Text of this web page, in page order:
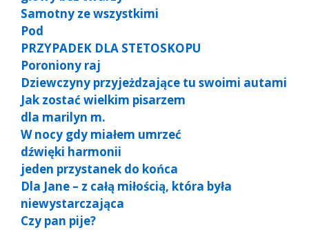
Samotny ze wszystkimi
Pod
PRZYPADEK DLA STETOSKOPU
Poroniony raj
Dziewczyny przyjeżdzające tu swoimi autami
Jak zostać wielkim pisarzem
dla marilyn m.
W nocy gdy miałem umrzeć
dźwięki harmonii
jeden przystanek do końca
Dla Jane – z całą miłością, która była
niewystarczająca
Czy pan pije?